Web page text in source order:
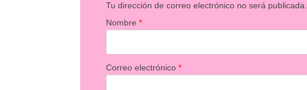
Tu dirección de correo electrónico no será publicada.
Nombre*
Correo electrónico*